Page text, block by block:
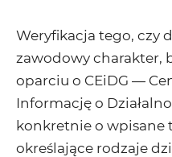
Weryfikacja tego, czy
zawodowy charakter,
oparciu o CEiDG —
Informację o
konkretnie o wpisane
określające rodzaje